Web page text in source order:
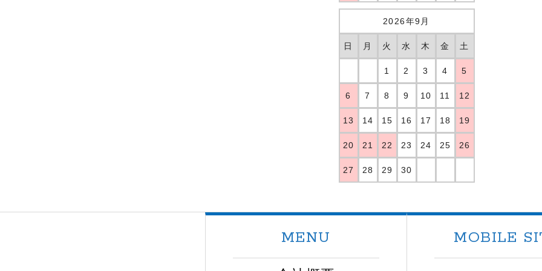
2026年9月
日 月 火 水 木 金 土
1 2 3 4 5
6 7 8 9 10 11 12
13 14 15 16 17 18 19
20 21 22 23 24 25 26
27 28 29 30
MENU MOBILE